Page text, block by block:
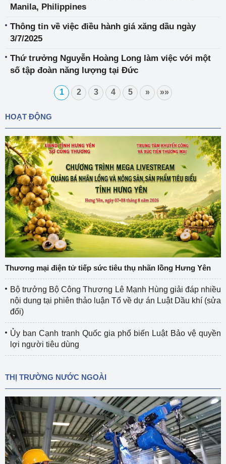
Manila, Philippines
Thông tin về việc điều hành giá xăng dầu ngày
3/7/2025
Thứ trưởng Nguyễn Hoàng Long làm việc với một
số tập đoàn năng lượng tại Đức
1 2 3 4 5 » »»
HOẠT ĐỘNG
Thương mại điện tử tiếp sức tiêu thụ nhãn lồng Hưng Yên
Bộ trưởng Bộ Công Thương Lê Mạnh Hùng giải đáp nhiều
nội dung tại phiên thảo luận Tổ về dự án Luật Dầu khí (sửa
đổi)
Ủy ban Cạnh tranh Quốc gia phổ biến Luật Bảo vệ quyền
lợi người tiêu dùng
THỊ TRƯỜNG NƯỚC NGOÀI